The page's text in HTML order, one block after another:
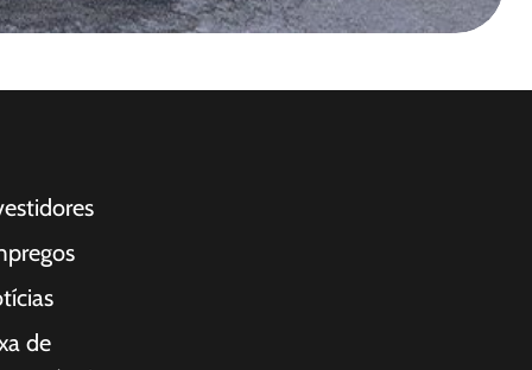
de